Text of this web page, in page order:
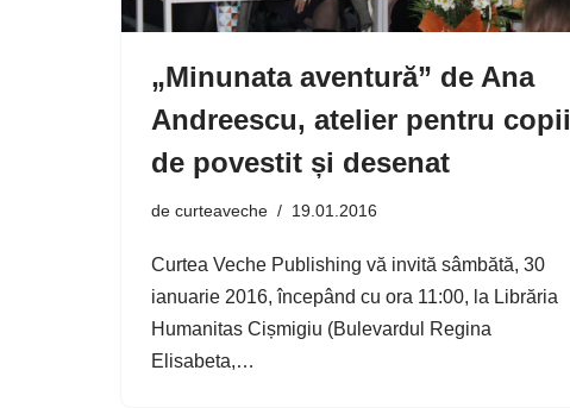
„Minunata aventură” de Ana
Andreescu, atelier pentru copii
de povestit și desenat
de curteaveche 19.01.2016
Curtea Veche Publishing vă invită sâmbătă, 30
ianuarie 2016, începând cu ora 11:00, la Librăria
Humanitas Cișmigiu (Bulevardul Regina
Elisabeta,…